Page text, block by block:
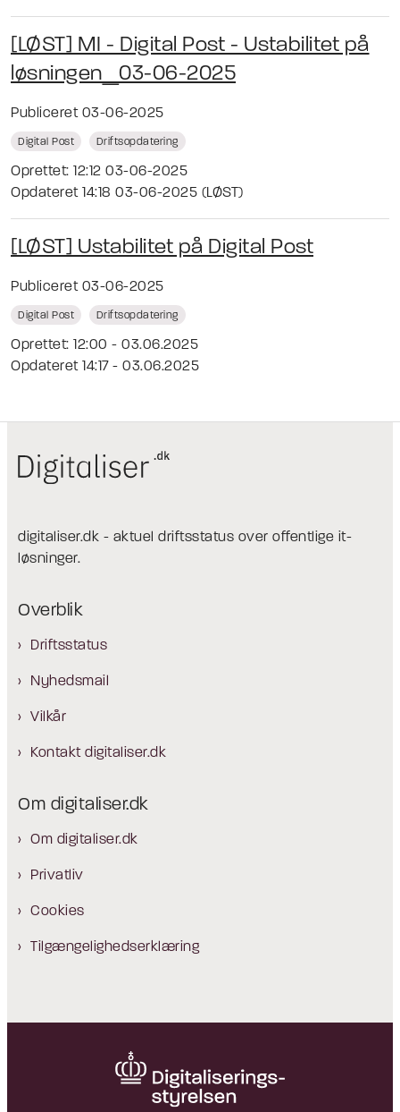
[LØST] MI - Digital Post - Ustabilitet på
løsningen_03-06-2025
Publiceret 03-06-2025
Digital Post Driftsopdatering
Oprettet: 12:12 03-06-2025
Opdateret 14:18 03-06-2025 (LØST)
[LØST] Ustabilitet på Digital Post
Publiceret 03-06-2025
Digital Post Driftsopdatering
Oprettet: 12:00 - 03.06.2025
Opdateret 14:17 - 03.06.2025
digitaliser.dk - aktuel driftsstatus over offentlige it-
løsninger.
Overblik
Driftsstatus
Nyhedsmail
Vilkår
Kontakt digitaliser.dk
Om digitaliser.dk
Om digitaliser.dk
Privatliv
Cookies
Tilgængelighedserklæring